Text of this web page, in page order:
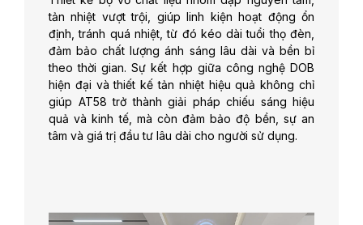
tản nhiệt vượt trội, giúp linh kiện hoạt động ổn
định, tránh quá nhiệt, từ đó kéo dài tuổi thọ đèn,
đảm bảo chất lượng ánh sáng lâu dài và bền bỉ
theo thời gian. Sự kết hợp giữa công nghệ DOB
hiện đại và thiết kế tản nhiệt hiệu quả không chỉ
giúp AT58 trở thành giải pháp chiếu sáng hiệu
quả và kinh tế, mà còn đảm bảo độ bền, sự an
tâm và giá trị đầu tư lâu dài cho người sử dụng.